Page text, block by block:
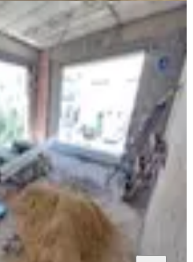
Asansörlü 2+1
Daire
Mahallesi
2. Kat 05.06.2026